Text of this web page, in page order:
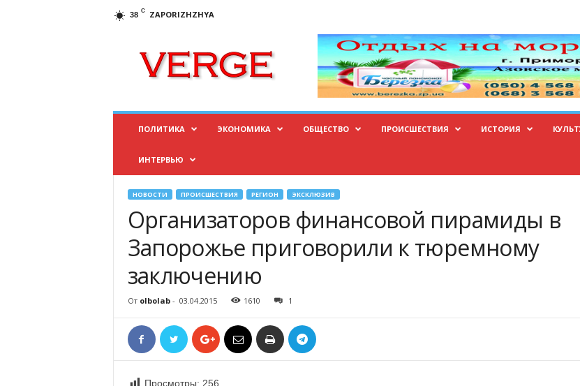
38 C
ZAPORIZHZHYA
ПОЛИТИКА ЭКОНОМИКА ОБЩЕСТВО ПРОИСШЕСТВИЯ ИСТОРИЯ
ИНТЕРВЬЮ
НОВОСТИ ПРОИСШЕСТВИЯ РЕГИОН ЭКСКЛЮЗИВ
Организаторов финансовой пирамиды в
Запорожье приговорили к тюремному
заключению
От olbolab- 03.04.2015 1610 1
Просмотры: 256